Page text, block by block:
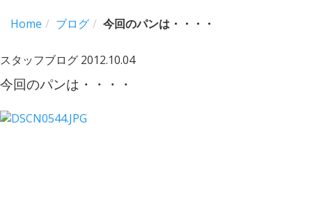
Home ブログ 今回のパンは・・・・
スタッフブログ 2012.10.04
今回のパンは・・・・